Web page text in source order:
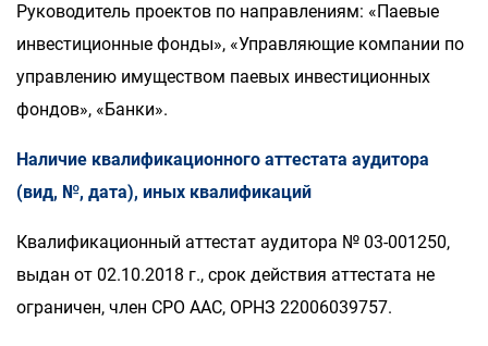
Руководитель проектов по направлениям: «Паевые
инвестиционные фонды», «Управляющие компании по
управлению имуществом паевых инвестиционных
фондов», «Банки».
Наличие квалификационного аттестата аудитора
(вид, №, дата), иных квалификаций
Квалификационный аттестат аудитора № 03-001250,
выдан от 02.10.2018 г., срок действия аттестата не
ограничен, член СРО ААС, ОРНЗ 22006039757.